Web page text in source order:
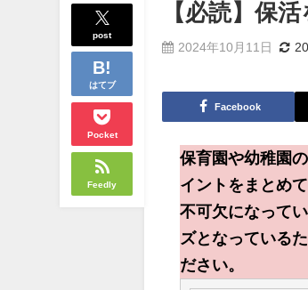
post
はてブ
Pocket
Feedly
【必読】保
2024年10月11日
Facebook
保育園や幼稚園
イントをまとめ
不可欠になって
ズとなっている
ださい。